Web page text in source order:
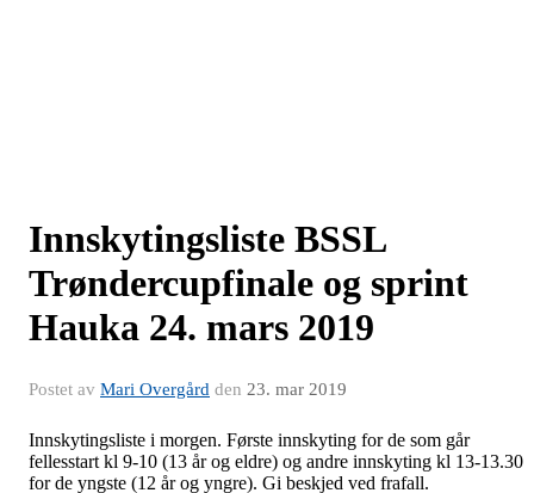
Innskytingsliste BSSL
Trøndercupfinale og sprint
Hauka 24. mars 2019
Postet av Mari Overgård den 23. mar 2019
Innskytingsliste i morgen. Første innskyting for de som går
fellesstart kl 9-10 (13 år og eldre) og andre innskyting kl 13-13.30
for de yngste (12 år og yngre). Gi beskjed ved frafall.